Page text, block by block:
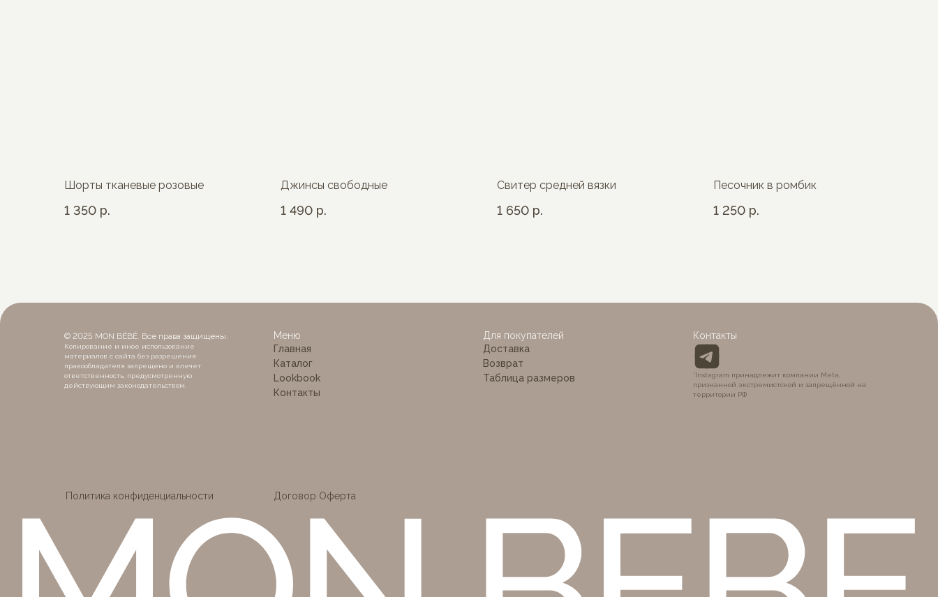
Шорты тканевые розовые
1 350 р.
Джинсы свободные
1 490 р.
Свитер средней вязки
1 650 р.
Песочник в ромбик
1 250 р.
© 2025 MON BÉBÉ. Все права защищены.
Копирование и иное использование
материалов с сайта без разрешения
правообладателя запрещено и влечет
ответственность, предусмотренную
действующим законодательством.
Договор Оферта
Политика конфиденциальности
Меню
Главная
Каталог
Lookbook
Контакты
Для покупателей
Доставка
Возврат
Таблица размеров
Контакты
*Instagram принадлежит компании Meta,
признанной экстремистской и запрещённой на
территории РФ
MON BÉBÉ